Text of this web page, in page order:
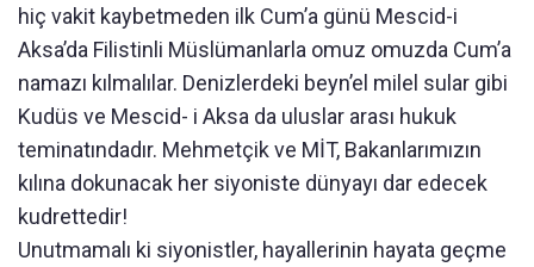
hiç vakit kaybetmeden ilk Cum’a günü Mescid-i
Aksa’da Filistinli Müslümanlarla omuz omuzda Cum’a
namazı kılmalılar. Denizlerdeki beyn’el milel sular gibi
Kudüs ve Mescid- i Aksa da uluslar arası hukuk
teminatındadır. Mehmetçik ve MİT, Bakanlarımızın
kılına dokunacak her siyoniste dünyayı dar edecek
kudrettedir!
Unutmamalı ki siyonistler, hayallerinin hayata geçme